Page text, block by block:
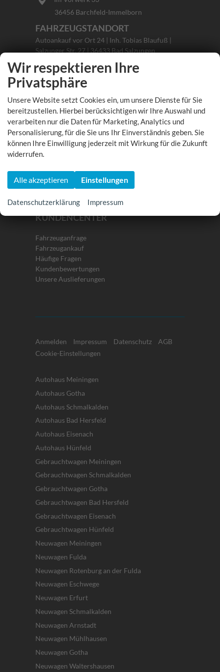
36456 Barchfeld-Immelborn
FAHRZEUGSTANDORT
Autoankauf vor Ort 24 | Inh. Tobias Blaufuß |
Salzunger Str. 27 | 36433 Bad Salzungen
Ihre Anfahrt
UNSER FAHRZEUGE
Aktuelles Fahrzeugangebot
Fahrzeugsuche
SERVICELEISTUNGEN
HU/AU Hauptuntersuchung
Reifenservice
Karosseriebau
Smart Repair
KUNDENCENTER
Fahrzeuganfrage
Fahrzeugankauf
Häufige Fragen
Kundenbewertungen
Unsere Auslieferungen
Anmelden Impressum Datenschutz
AGB
Cookie-Einstellungen
Autohaus Meiningen
Autohaus Gotha
Autohaus Schmalkalden
Autohaus Bad Hersfeld
Autohaus Eisenach
Autohaus Hünfeld
Gebrauchtwagen Meiningen
Gebrauchtwagen Schmalkalden
Gebrauchtwagen Gotha
Gebrauchtwagen Bad Hersfeld
Gebrauchtwagen Eisenach
Gebrauchtwagen Hünfeld
Neuwagen Meiningen
Neuwagen Fulda
Neuwagen Rotenburg an der Fulda
Neuwagen Eschwege
Neuwagen Erfurt
Neuwagen Schmalkalden
Neuwagen Arnstadt
Neuwagen Mühlhausen
Neuwagen Gotha
Neuwagen Waltershausen
Wir respektieren Ihre
Privatsphäre
Unsere Website setzt Cookies ein, um unsere Dienste für Sie
bereitzustellen. Hierbei berücksichtigen wir Ihre Auswahl und
verarbeiten nur die Daten für Marketing, Analytics und
Personalisierung, für die Sie uns Ihr Einverständnis geben. Sie
können Ihre Einwilligung jederzeit mit Wirkung für die Zukunft
widerrufen.
Alle akzeptieren Einstellungen
Datenschutzerklärung Impressum